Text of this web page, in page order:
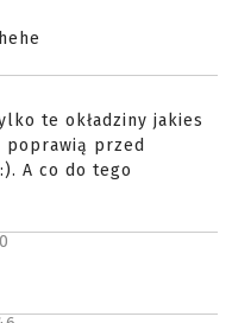
te okładziny jakies
poprawią przed
A co do tego